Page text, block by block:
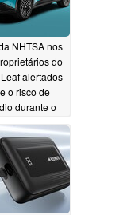
NHTSA nos
do
alertados
o risco de
durante o
produção do
sucessor
07/2025